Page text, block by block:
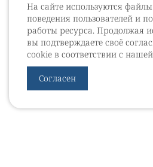
На сайте используются
поведения пользователей и
работы ресурса. Продолжая
вы подтверждаете своё
cookie в соответствии с нашей
Согласен